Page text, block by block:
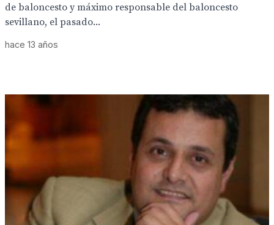
de baloncesto y máximo responsable del baloncesto
sevillano, el pasado...
hace 13 años